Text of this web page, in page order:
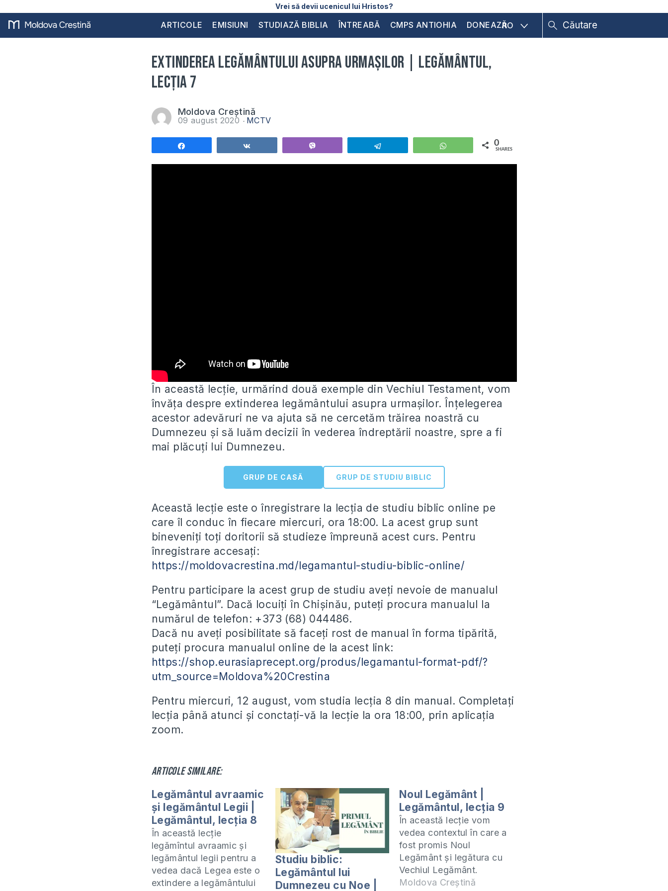
Vrei să devii ucenicul lui Hristos?
ARTICOLE EMISIUNI STUDIAZĂ BIBLIA ÎNTREABĂ CMPS ANTIOHIA DONEAZĂRO
Extinderea legământului asupra urmașilor | Legământul,
lecția 7
Moldova Creștină
09 august 2020 MCTV
WhatsApp 0
SHARES
În această lecție, urmărind două exemple din Vechiul Testament, vom
învăța despre extinderea legământului asupra urmașilor. Înțelegerea
acestor adevăruri ne va ajuta să ne cercetăm trăirea noastră cu
Dumnezeu și să luăm decizii în vederea îndreptării noastre, spre a fi
mai plăcuți lui Dumnezeu.
GRUP DE CASĂ GRUP DE STUDIU BIBLIC
Această lecție este o înregistrare la lecția de studiu biblic online pe
care îl conduc în fiecare miercuri, ora 18:00. La acest grup sunt
bineveniți toți doritorii să studieze împreună acest curs. Pentru
înregistrare accesați:
https://moldovacrestina.md/legamantul-studiu-biblic-online/
Pentru participare la acest grup de studiu aveți nevoie de manualul
“Legământul”. Dacă locuiți în Chișinău, puteți procura manualul la
numărul de telefon: +373 (68) 044486.
Dacă nu aveți posibilitate să faceți rost de manual în forma tipărită,
puteți procura manualul online de la acest link:
https://shop.eurasiaprecept.org/produs/legamantul-format-pdf/?
utm_source=Moldova%20Crestina
Pentru miercuri, 12 august, vom studia lecția 8 din manual. Completați
lecția până atunci și conctați-vă la lecție la ora 18:00, prin aplicația
zoom.
Articole similare:
Legământul avraamic
și legământul Legii |
Legământul, lecția 8
În această lecție
legămîntul avraamic și
legământul legii pentru a
vedea dacă Legea este o
extindere a legământului
Studiu biblic:
Legământul lui
Dumnezeu cu Noe |
Noul Legământ |
Legământul, lecția 9
În această lecție vom
vedea contextul în care a
fost promis Noul
Legământ și legătura cu
Vechiul Legământ.
Această lecție este o
Moldova Creștină